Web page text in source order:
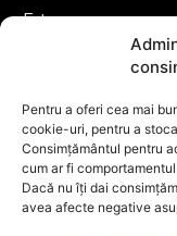
Pentru a oferi cea mai
cookie-uri, pentru a
Consimțământul pentru
cum ar fi
Dacă nu îți dai
avea afecte negative
Externe
Tehnologie
Financiar
ABUZURI
Social